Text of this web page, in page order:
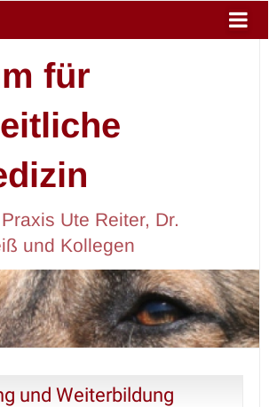
für
Ute Reiter, Dr.
und Kollegen
und Weiterbildung